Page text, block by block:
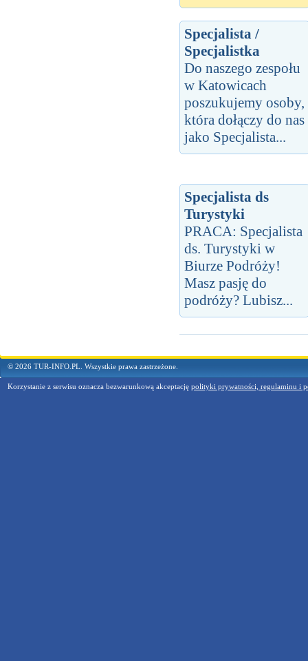
Specjalista /
Specjalistka
Do naszego zespołu
w Katowicach
poszukujemy osoby,
która dołączy do nas
jako Specjalista...
Specjalista ds
Turystyki
PRACA: Specjalista
ds. Turystyki w
Biurze Podróży!
Masz pasję do
podróży? Lubisz...
© 2026 TUR-INFO.PL. Wszystkie prawa zastrzeżone.
Korzystanie z serwisu oznacza bezwarunkową akceptację polityki prywatności, regulaminu i